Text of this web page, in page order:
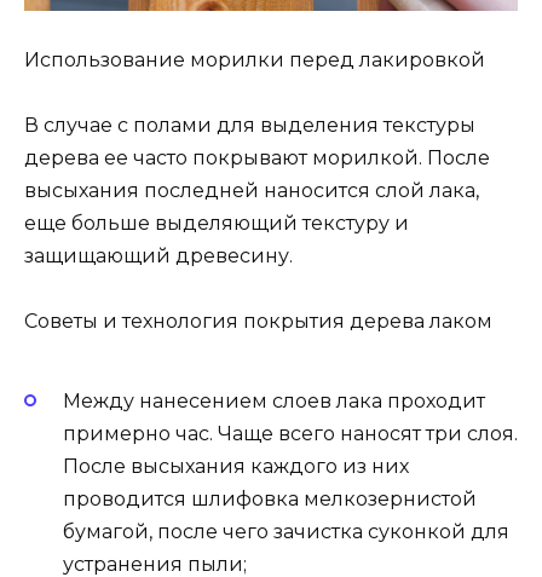
Использование морилки перед лакировкой
В случае с полами для выделения текстуры
дерева ее часто покрывают морилкой. После
высыхания последней наносится слой лака,
еще больше выделяющий текстуру и
защищающий древесину.
Советы и технология покрытия дерева лаком
Между нанесением слоев лака проходит
примерно час. Чаще всего наносят три слоя.
После высыхания каждого из них
проводится шлифовка мелкозернистой
бумагой, после чего зачистка суконкой для
устранения пыли;